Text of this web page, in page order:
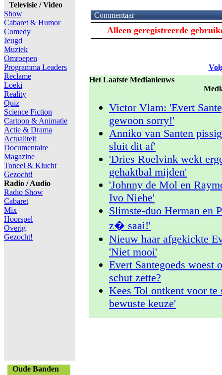
Televisie / Video
Show
Cabaret & Humor
Comedy
Jeugd
Muziek
Omroepen
Programma Leaders
Reclame
Loeki
Reality
Quiz
Science Fiction
Cartoon & Animatie
Actie & Drama
Actualiteit
Documentaire
Magazine
Toneel & Klucht
Gezocht!
Radio / Audio
Radio Show
Cabaret
Mix
Hoorspel
Overig
Gezocht!
Oude Banden
Commentaar
Alleen geregistreerde
Het Laatste Medianieuws
Victor Vlam: 'Evert
gewoon sorry!'
Anniko van Santen
sluit dit af'
'Dries Roelvink wekt
gehaktbal mijden'
'Johnny de Mol en
Ivo Niehe'
Slimste-duo Herman en
z� saai!'
Nieuw haar afgekickte
'Niet mooi'
Evert Santegoeds woest
schut zette?
Kees Tol ontkent voor te
bewuste keuze'